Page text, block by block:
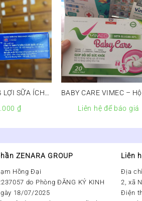
LỢI SỮA ÍCH
vỉ x 10 viên
₫
BABY CARE VIMEC –
ống x 10ml
Liên hệ để báo giá
ZENARA GROUP
Hồng Đại
do Phòng ĐĂNG KÝ KINH
18/07/2025
Liên
Địa
2, xã
Điện